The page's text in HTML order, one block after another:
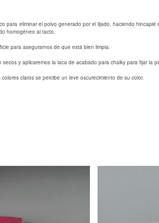
para eliminar el polvo generado por el lijado, haciendo
homogéneo al tacto.
para asegurarnos de que está bien limpia.
y aplicaremos la laca de acabado para chalky para fijar la
claros se percibe un leve oscurecimiento de su color.